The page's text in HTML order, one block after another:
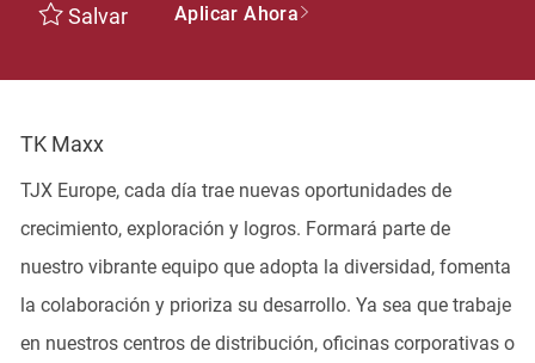
Salvar Aplicar Ahora
TK Maxx
TJX Europe, cada día trae nuevas oportunidades de
crecimiento, exploración y logros. Formará parte de
nuestro vibrante equipo que adopta la diversidad, fomenta
la colaboración y prioriza su desarrollo. Ya sea que trabaje
en nuestros centros de distribución, oficinas corporativas o